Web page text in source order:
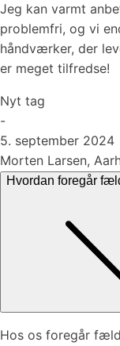
Jeg kan varmt
problemfri, og vi
håndværker, der
er meget tilfredse!
Nyt tag
-
5. september 2024
Morten Larsen,
Hvordan foregår
Hos os foregår